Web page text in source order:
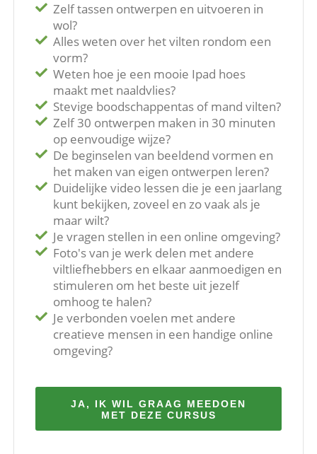
Zelf tassen ontwerpen en uitvoeren in
wol?
Alles weten over het vilten rondom een
vorm?
Weten hoe je een mooie Ipad hoes
maakt met naaldvlies?
Stevige boodschappentas of mand vilten?
Zelf 30 ontwerpen maken in 30 minuten
op eenvoudige wijze?
De beginselen van beeldend vormen en
het maken van eigen ontwerpen leren?
Duidelijke video lessen die je een jaarlang
kunt bekijken, zoveel en zo vaak als je
maar wilt?
Je vragen stellen in een online omgeving?
Foto's van je werk delen met andere
viltliefhebbers en elkaar aanmoedigen en
stimuleren om het beste uit jezelf
omhoog te halen?
Je verbonden voelen met andere
creatieve mensen in een handige online
omgeving?
JA, IK WIL GRAAG MEEDOEN
MET DEZE CURSUS